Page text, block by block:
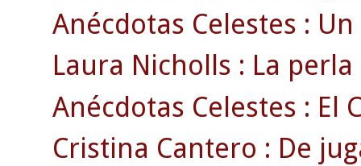
Anécdotas Celestes :
Laura Nicholls : La
Anécdotas Celestes : El
Cristina Cantero : De